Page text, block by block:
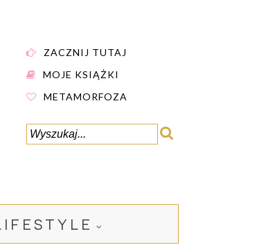
ZACZNIJ TUTAJ
MOJE KSIĄŻKI
METAMORFOZA